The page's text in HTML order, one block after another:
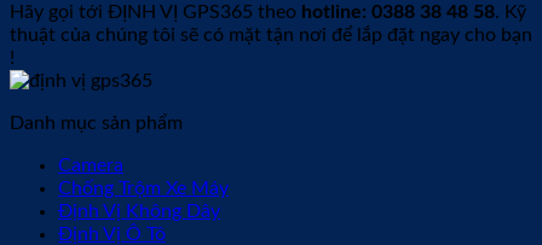
Hãy gọi tới ĐỊNH VỊ GPS365 theo hotline: 0388 38 48 58. Kỹ
thuật của chúng tôi sẽ có mặt tận nơi để lắp đặt ngay cho bạn
!
Danh mục sản phẩm
Camera
Chống Trộm Xe Máy
Định Vị Không Dây
Định Vị Ô Tô